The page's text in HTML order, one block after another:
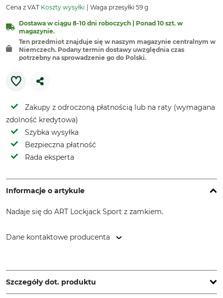
Cena z VAT Koszty wysyłki Waga przesyłki 59 g
Dostawa w ciągu 8-10 dni roboczych | Ponad 10 szt. w
magazynie.
Ten przedmiot znajduje się w naszym magazynie centralnym w
Niemczech. Podany termin dostawy uwzględnia czas
potrzebny na sprowadzenie go do Polski.
Zakupy z odroczoną płatnością lub na raty (wymagana
zdolność kredytowa)
Szybka wysyłka
Bezpieczna płatność
Rada eksperta
Informacje o artykule
Nadaje się do ART Lockjack Sport z zamkiem.
Dane kontaktowe producenta
www.climb-art.de
Szczegóły dot. produktu